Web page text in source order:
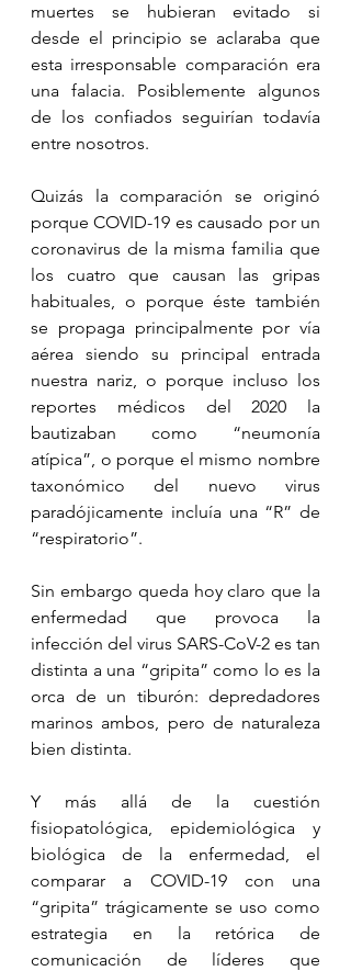
muertes se hubieran evitado si
desde el principio se aclaraba que
esta irresponsable comparación era
una falacia. Posiblemente algunos
de los confiados seguirían todavía
entre nosotros.
Quizás la comparación se originó
porque COVID-19 es causado por un
coronavirus de la misma familia que
los cuatro que causan las gripas
habituales, o porque éste también
se propaga principalmente por vía
aérea siendo su principal entrada
nuestra nariz, o porque incluso los
reportes médicos del 2020 la
bautizaban como “neumonía
atípica”, o porque el mismo nombre
taxonómico del nuevo virus
paradójicamente incluía una “R” de
“respiratorio”.
Sin embargo queda hoy claro que la
enfermedad que provoca la
infección del virus SARS-CoV-2 es tan
distinta a una “gripita” como lo es la
orca de un tiburón: depredadores
marinos ambos, pero de naturaleza
bien distinta.
Y más allá de la cuestión
fisiopatológica, epidemiológica y
biológica de la enfermedad, el
comparar a COVID-19 con una
“gripita” trágicamente se uso como
estrategia en la retórica de
comunicación de líderes que